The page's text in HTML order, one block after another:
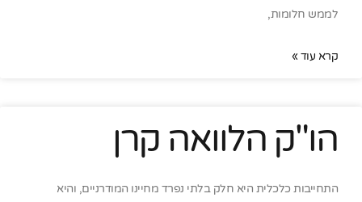
לממש חלומות,
קרא עוד »
הו"ק הלוואה קרן
התחייבות כלכלית היא חלק בלתי נפרד מחיינו המודרניים, והיא